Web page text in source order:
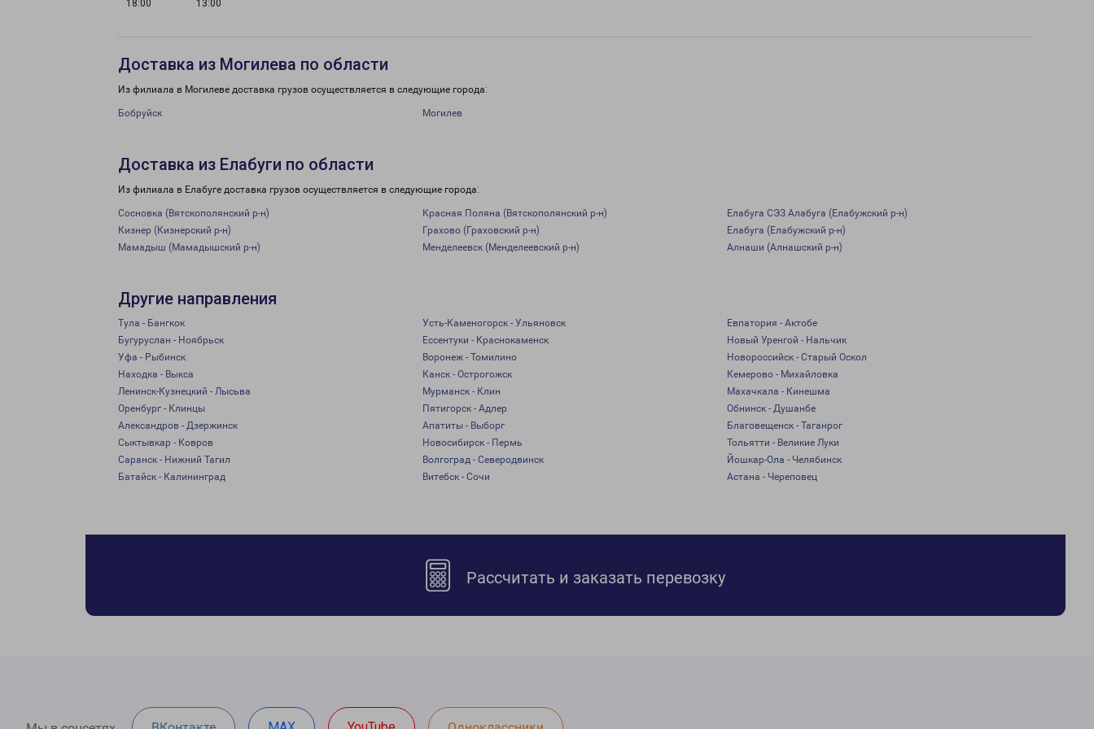
18:00 13:00
Доставка из Могилева по области
Из филиала в Могилеве доставка грузов осуществляется в следующие города:
Бобруйск Могилев
Доставка из Елабуги по области
Из филиала в Елабуге доставка грузов осуществляется в следующие города:
Сосновка (Вятскополянский р-н) Красная Поляна (Вятскополянский р-н)
Елабуга СЭЗ Алабуга (Елабужский р-н)
Кизнер (Кизнерский р-н)
Грахово (Граховский р-н)
Елабуга (Елабужский р-н)
Мамадыш (Мамадышский р-н)
Менделеевск (Менделеевский р-н) Алнаши (Алнашский р-н)
Другие направления
Тула - Бангкок Усть-Каменогорск - Ульяновск
Евпатория - Актобе
Бугуруслан - Ноябрьск
Ессентуки - Краснокаменск
Новый Уренгой - Нальчик
Уфа - Рыбинск
Воронеж - Томилино
Новороссийск - Старый Оскол
Находка - Выкса
Канск - Острогожск
Кемерово - Михайловка
Ленинск-Кузнецкий - Лысьва
Мурманск - Клин
Махачкала - Кинешма
Оренбург - Клинцы
Пятигорск - Адлер
Обнинск - Душанбе
Александров - Дзержинск
Апатиты - Выборг
Благовещенск - Таганрог
Сыктывкар - Ковров
Новосибирск - Пермь
Тольятти - Великие Луки
Саранск - Нижний Тагил
Волгоград - Северодвинск
Йошкар-Ола - Челябинск
Батайск - Калининград
Витебск - Сочи Астана - Череповец
Рассчитать и заказать перевозку